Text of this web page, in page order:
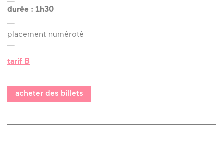
durée : 1h30
placement numéroté
tarif B
acheter des billets